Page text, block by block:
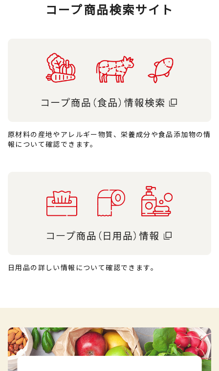
コープ商品検索サイト
原材料の産地やアレルギー物質、栄養成分や食品添加物の情
報について確認できます。
日用品の詳しい情報について確認できます。